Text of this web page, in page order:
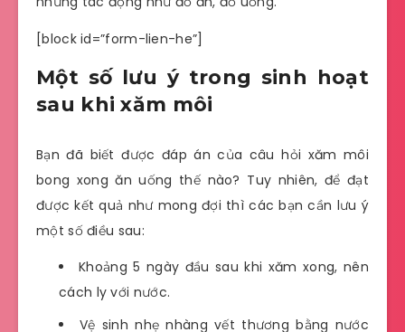
[block id=”form-lien-he”]
Một số lưu ý trong sinh hoạt
sau khi xăm môi
Bạn đã biết được đáp án của câu hỏi xăm môi
bong xong ăn uống thế nào? Tuy nhiên, để đạt
được kết quả như mong đợi thì các bạn cần lưu ý
một số điều sau:
Khoảng 5 ngày đầu sau khi xăm xong, nên
cách ly với nước.
Vệ sinh nhẹ nhàng vết thương bằng nước